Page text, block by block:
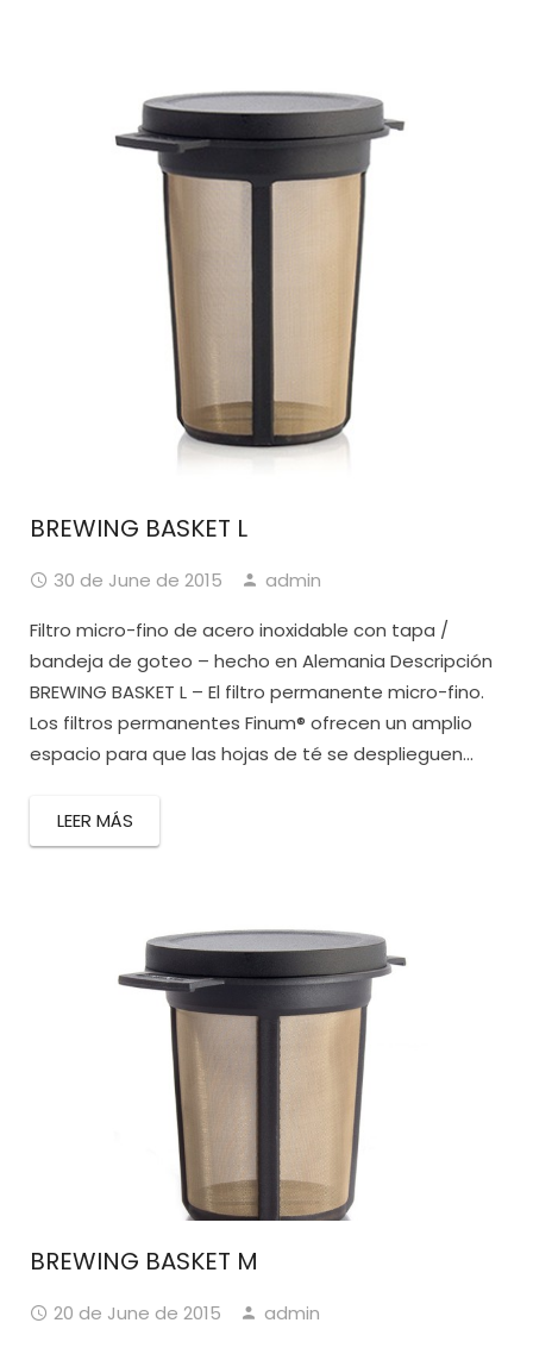
BREWING BASKET L
30 de June de 2015
admin
Filtro micro-fino de acero inoxidable con tapa /
bandeja de goteo – hecho en Alemania Descripción
BREWING BASKET L – El filtro permanente micro-fino.
Los filtros permanentes Finum® ofrecen un amplio
espacio para que las hojas de té se desplieguen...
LEER MÁS
BREWING BASKET M
20 de June de 2015
admin